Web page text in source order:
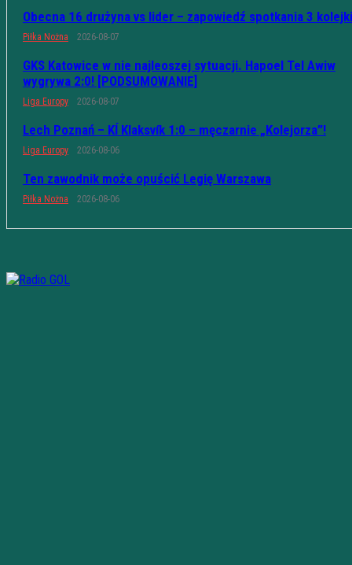
Obecna 16 drużyna vs lider – zapowiedź spotkania 3 kolejki
Piłka Nożna 2026-08-07
GKS Katowice w nie najleoszej sytuacji. Hapoel Tel Awiw
wygrywa 2:0! [PODSUMOWANIE]
Liga Europy 2026-08-07
Lech Poznań – KÍ Klaksvík 1:0 – męczarnie „Kolejorza”!
Liga Europy 2026-08-06
Ten zawodnik może opuścić Legię Warszawa
Piłka Nożna 2026-08-06